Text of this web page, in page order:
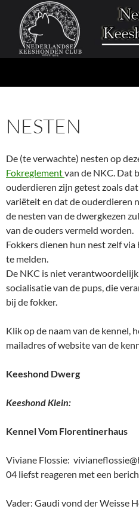
INHOUD
NESTEN
De (te verwachte) nesten op
Fokreglementvan de NKC. Dat
ouderdieren zijn getest zoals
variëteit en dat de ouderdieren
de nesten van de dwergkezen
van de ouders vermeld worden.
Fokkers dienen hun nest zelf
te melden.
De NKC is niet
socialisatie van de pups, die
bij de fokker.
Klik op de naam van de kennel,
mailadres of website van de
Keeshond Dwerg
Keeshond Klein:
Kennel Vom Florentinerhaus
Viviane Flossie:
04 liefst reageren met een
Vader: Gaudi vond der Weisse